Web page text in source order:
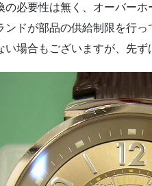
の必要性は無く、オーバーホ
ンドが部品の供給制限を行
い場合もございますが、先ず